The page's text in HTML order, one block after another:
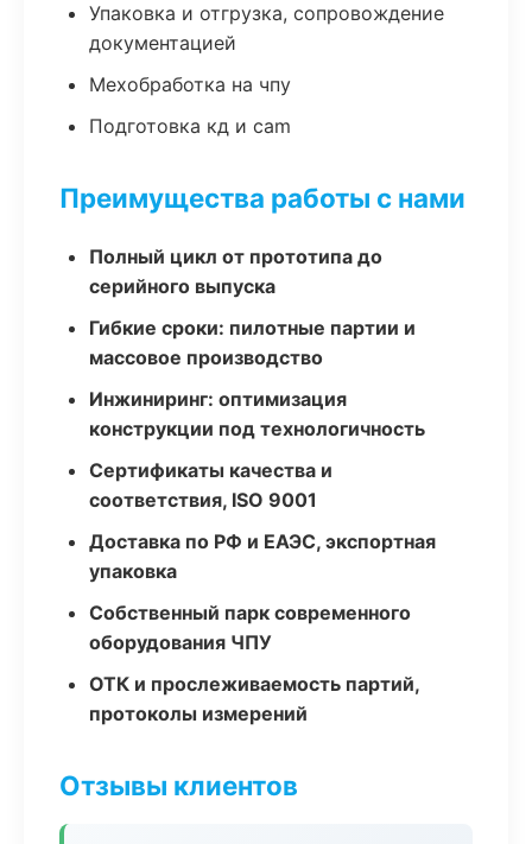
Упаковка и отгрузка, сопровождение
документацией
Мехобработка на чпу
Подготовка кд и cam
Преимущества работы с нами
Полный цикл от прототипа до
серийного выпуска
Гибкие сроки: пилотные партии и
массовое производство
Инжиниринг: оптимизация
конструкции под технологичность
Сертификаты качества и
соответствия, ISO 9001
Доставка по РФ и ЕАЭС, экспортная
упаковка
Собственный парк современного
оборудования ЧПУ
ОТК и прослеживаемость партий,
протоколы измерений
Отзывы клиентов